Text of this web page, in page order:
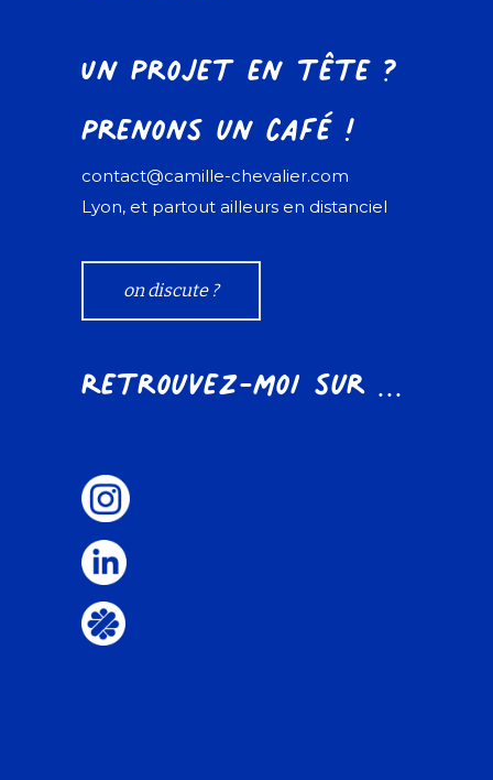
Un projet en tête ?
Prenons un café !
contact@camille-chevalier.com
Lyon, et partout ailleurs en distanciel
on discute ?
Retrouvez-moi sur ...